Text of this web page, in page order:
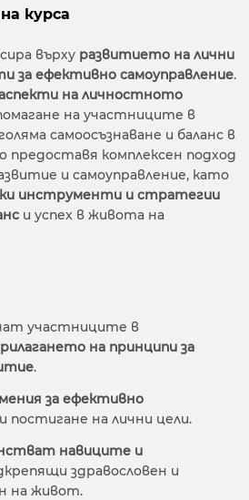
курса
върху развитието на лични
за ефективно самоуправление.
на личностното
на участниците в
самоосъзнаване и баланс в
комплексен подход
и самоуправление, като
инструменти и стратегии
и успех в живота на
участниците в
на принципи за
.
за ефективно
и постигане на лични цели.
навиците и
здравословен и
на живот.